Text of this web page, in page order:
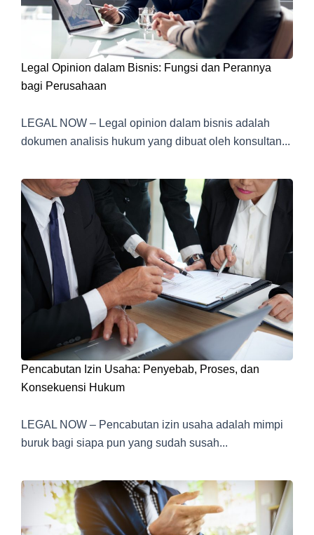
Legal Opinion dalam Bisnis: Fungsi dan Perannya
bagi Perusahaan
LEGAL NOW – Legal opinion dalam bisnis adalah
dokumen analisis hukum yang dibuat oleh konsultan...
Pencabutan Izin Usaha: Penyebab, Proses, dan
Konsekuensi Hukum
LEGAL NOW – Pencabutan izin usaha adalah mimpi
buruk bagi siapa pun yang sudah susah...